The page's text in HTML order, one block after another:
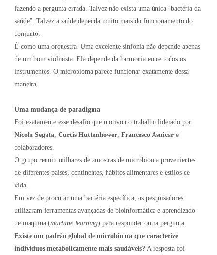
fazendo a pergunta errada. Talvez não exista uma única “bactéria da
saúde”. Talvez a saúde dependa muito mais do funcionamento do
conjunto.
É como uma orquestra. Uma excelente sinfonia não depende apenas
de um bom violinista. Ela depende da harmonia entre todos os
instrumentos. O microbioma parece funcionar exatamente dessa
maneira.
Uma mudança de paradigma
Foi exatamente esse desafio que motivou o trabalho liderado por
Nicola Segata Curtis Huttenhower Francesco Asnicar e
colaboradores.
O grupo reuniu milhares de amostras de microbioma provenientes
de diferentes países, continentes, hábitos alimentares e estilos de
vida.
Em vez de procurar uma bactéria específica, os pesquisadores
utilizaram ferramentas avançadas de bioinformática e aprendizado
de máquina (machine learning) para responder outra pergunta:
Existe um padrão global de microbioma que caracterize
indivíduos metabolicamente mais saudáveis? A resposta foi